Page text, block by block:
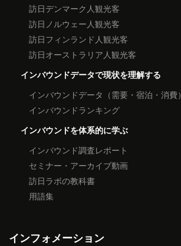
訪日デンマーク人観光客
訪日ノルウェー人観光客
訪日フィンランド人観光客
訪日オーストラリア人観光客
インバウンドデータで現状を理解する
インバウンドデータ（需要・宿泊・消費）
インバウンドランキング
インバウンドを体系的に学ぶ
インバウンド調査レポート
セミナー・アーカイブ動画
訪日ラボの教科書
用語集
インフォメーション